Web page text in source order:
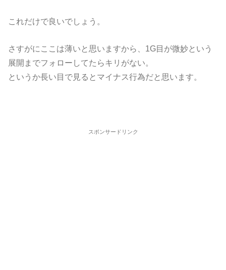
これだけで良いでしょう。
さすがにここは薄いと思いますから、1G目が微妙という
展開までフォローしてたらキリがない。
というか長い目で見るとマイナス行為だと思います。
スポンサードリンク